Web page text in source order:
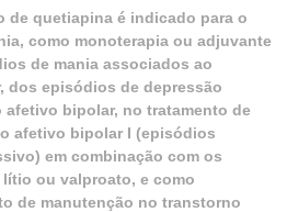
de quetiapina é indicado para o
como monoterapia ou adjuvante
de mania associados ao
dos episódios de depressão
bipolar, no tratamento de
afetivo bipolar I (episódios
em combinação com os
ou valproato, e como
de manutenção no transtorno